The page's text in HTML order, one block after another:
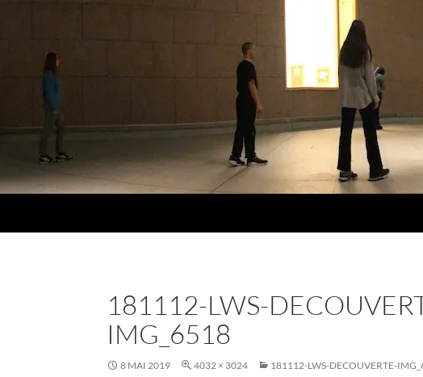
181112-LWS-
IMG_6518
8 MAI 2019 4032 × 3024 181112-LWS-DECOUVERTE-